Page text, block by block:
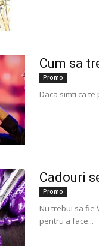
Cum sa
Promo
Daca simti ca
Cadouri
Promo
Nu trebui sa fie
pentru a face...